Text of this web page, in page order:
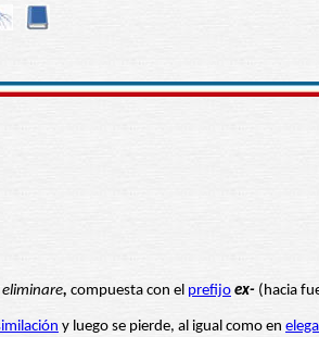
eliminare, compuesta con el prefijo ex- (hacia
y luego se pierde, al igual como en